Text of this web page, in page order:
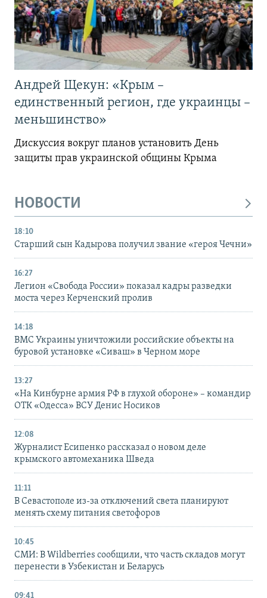
Андрей Щекун: «Крым –
единственный регион, где украинцы –
меньшинство»
Дискуссия вокруг планов установить День
защиты прав украинской общины Крыма
НОВОСТИ
18:10
Старший сын Кадырова получил звание «героя Чечни»
16:27
Легион «Свобода России» показал кадры разведки
моста через Керченский пролив
14:18
ВМС Украины уничтожили российские объекты на
буровой установке «Сиваш» в Черном море
13:27
«На Кинбурне армия РФ в глухой обороне» – командир
ОТК «Одесса» ВСУ Денис Носиков
12:08
Журналист Есипенко рассказал о новом деле
крымского автомеханика Шведа
11:11
В Севастополе из-за отключений света планируют
менять схему питания светофоров
10:45
СМИ: В Wildberries сообщили, что часть складов могут
перенести в Узбекистан и Беларусь
09:41